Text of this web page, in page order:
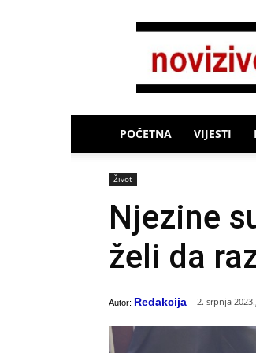
POČETNA VIJESTI
Život
Njezine
želi da
Autor: Redakcija 2. srpnja